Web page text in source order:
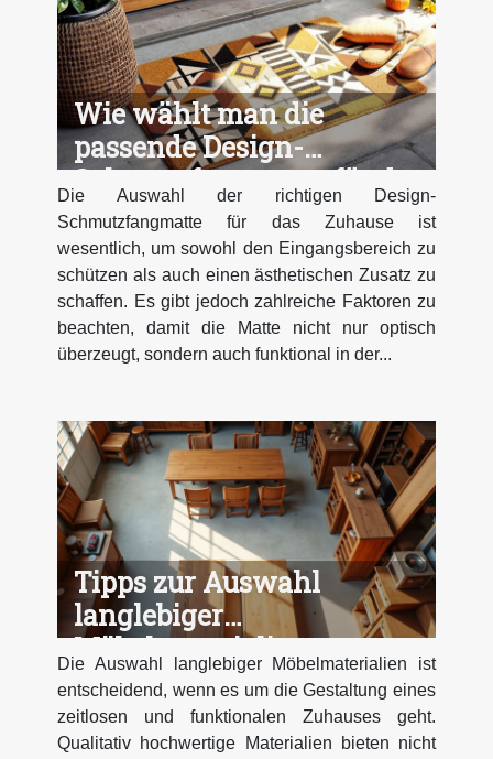
Wie wählt man die
passende Design-
Schmutzfangmatte für das
Zuhause?
Die Auswahl der richtigen Design-
Schmutzfangmatte für das Zuhause ist
wesentlich, um sowohl den Eingangsbereich zu
schützen als auch einen ästhetischen Zusatz zu
schaffen. Es gibt jedoch zahlreiche Faktoren zu
beachten, damit die Matte nicht nur optisch
überzeugt, sondern auch funktional in der...
Tipps zur Auswahl
langlebiger
Möbelmaterialien
Die Auswahl langlebiger Möbelmaterialien ist
entscheidend, wenn es um die Gestaltung eines
zeitlosen und funktionalen Zuhauses geht.
Qualitativ hochwertige Materialien bieten nicht